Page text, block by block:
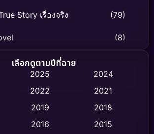
Story เรื่องจริง (79)
(8)
ตจริง
ลาสสิก (47)
(454)
เลือกดูตามปีที่ฉาย
2025
2024
2022
2021
2019
2018
2016
2015